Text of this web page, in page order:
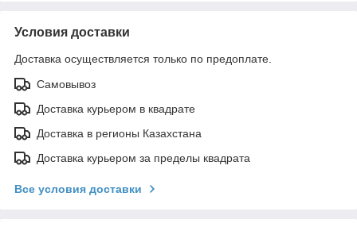
Условия доставки
Доставка осуществляется только по предоплате.
Самовывоз
Доставка курьером в квадрате
Доставка в регионы Казахстана
Доставка курьером за пределы квадрата
Все условия доставки